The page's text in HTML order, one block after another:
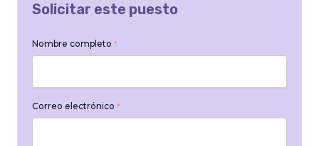
Solicitar este puesto
Nombre completo *
Correo electrónico *